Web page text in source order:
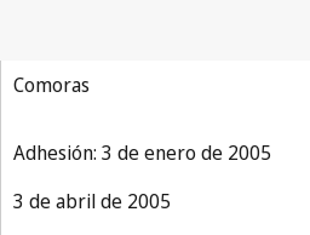
Comoras
Adhesión: 3 de enero de 2005
3 de abril de 2005